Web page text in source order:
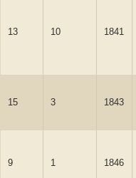
13 10 1841
15 3 1843
9 1 1846